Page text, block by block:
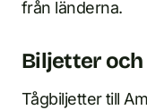
från länderna.
Biljetter
Tågbiljetter till